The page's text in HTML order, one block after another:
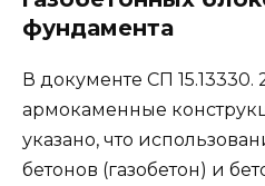
фундамента
В документе СП 15.13330.
армокаменные
указано, что
бетонов (газобетон) и